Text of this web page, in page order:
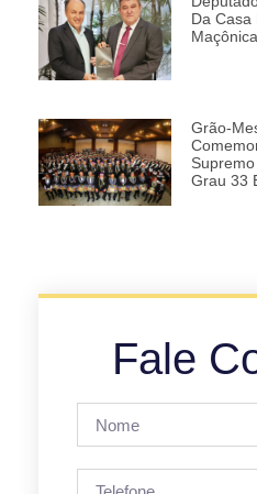
Da Casa
Grão-
Grau 33
Fale